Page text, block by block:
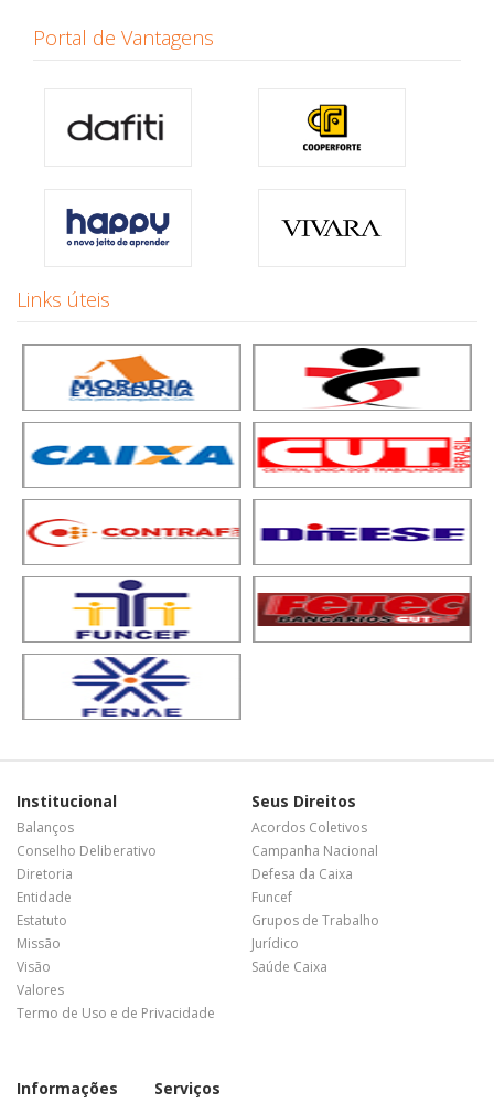
Portal de Vantagens
Links úteis
Institucional
Balanços
Conselho Deliberativo
Diretoria
Entidade
Estatuto
Missão
Visão
Valores
Termo de Uso e de Privacidade
Seus Direitos
Acordos Coletivos
Campanha Nacional
Defesa da Caixa
Funcef
Grupos de Trabalho
Jurídico
Saúde Caixa
Informações Serviços